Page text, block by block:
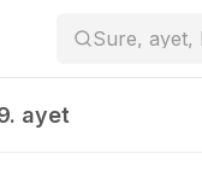
Sure,
ayet